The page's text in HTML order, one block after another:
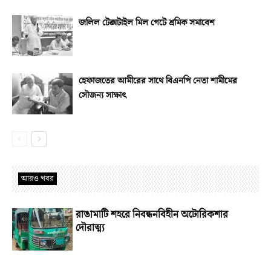
জলিল টেক্সটাইল মিল গেটে শ্রমিক সমাবেশ
হেফাজতের আমীরের সাথে বিএনপি নেতা শামীমের
সৌজন্য সাক্ষাৎ
আরও খবর
রাঙামাটি শহরে নিবন্ধনবিহীন অটোরিকশার
দৌরাত্ম্য